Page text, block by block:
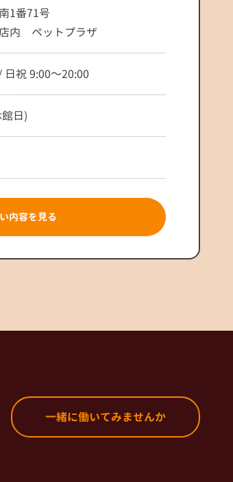
1番71号
内 ペットプラザ
日祝 9:00～20:00
日)
内容を見る
一緒に働いてみませんか